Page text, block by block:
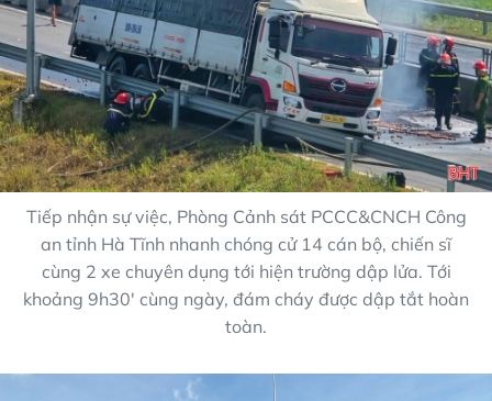
Tiếp nhận sự việc, Phòng Cảnh sát PCCC&CNCH Công
an tỉnh Hà Tĩnh nhanh chóng cử 14 cán bộ, chiến sĩ
cùng 2 xe chuyên dụng tới hiện trường dập lửa. Tới
khoảng 9h30' cùng ngày, đám cháy được dập tắt hoàn
toàn.